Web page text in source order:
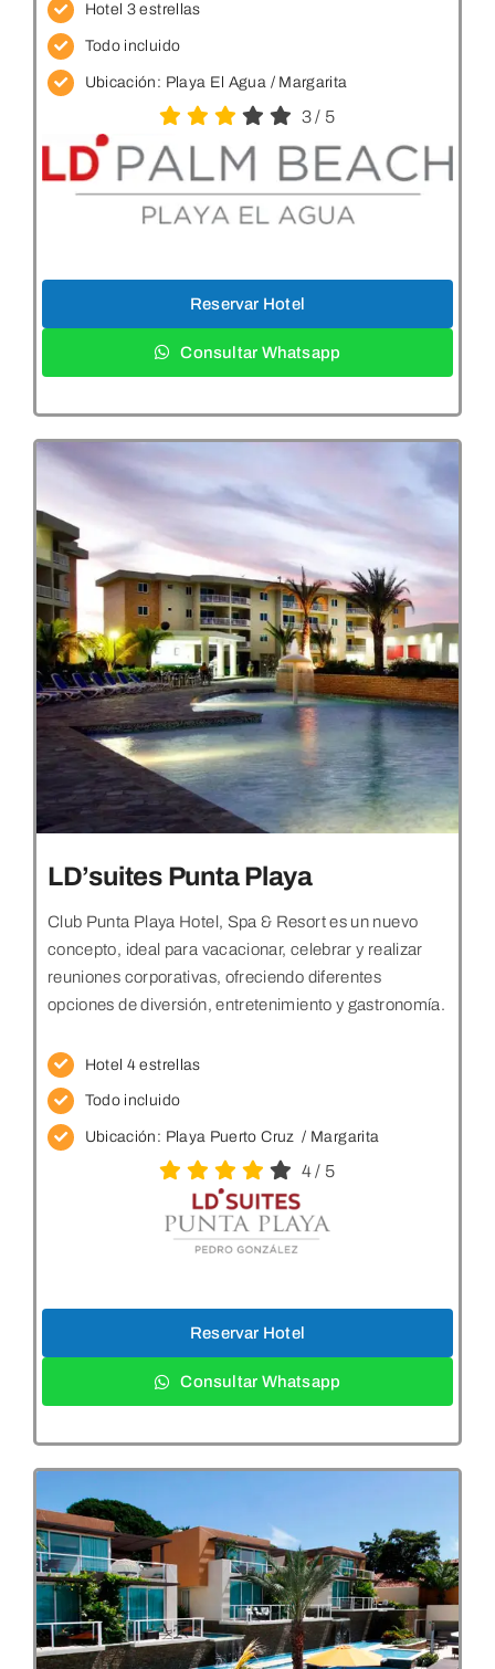
Hotel 3 estrellas
Todo incluido
Ubicación: Playa El Agua / Margarita
3/ 5
Reservar Hotel
Consultar Whatsapp
LD’suites Punta Playa
Club Punta Playa Hotel, Spa & Resort es un nuevo
concepto, ideal para vacacionar, celebrar y realizar
reuniones corporativas, ofreciendo diferentes
opciones de diversión, entretenimiento y gastronomía.
Hotel 4 estrellas
Todo incluido
Ubicación: Playa Puerto Cruz / Margarita
4/ 5
Reservar Hotel
Consultar Whatsapp